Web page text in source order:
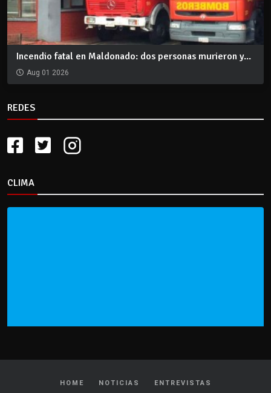
Incendio fatal en Maldonado: dos personas murieron y...
Aug 01 2026
REDES
CLIMA
HOME NOTICIAS
ENTREVISTAS